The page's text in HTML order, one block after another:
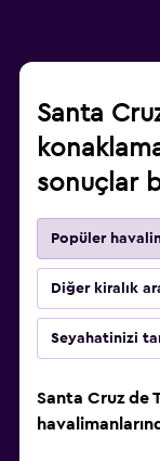
Santa
sonuçlar
Popüler
Diğer kiralık
Seyahatinizi
Santa Cruz de